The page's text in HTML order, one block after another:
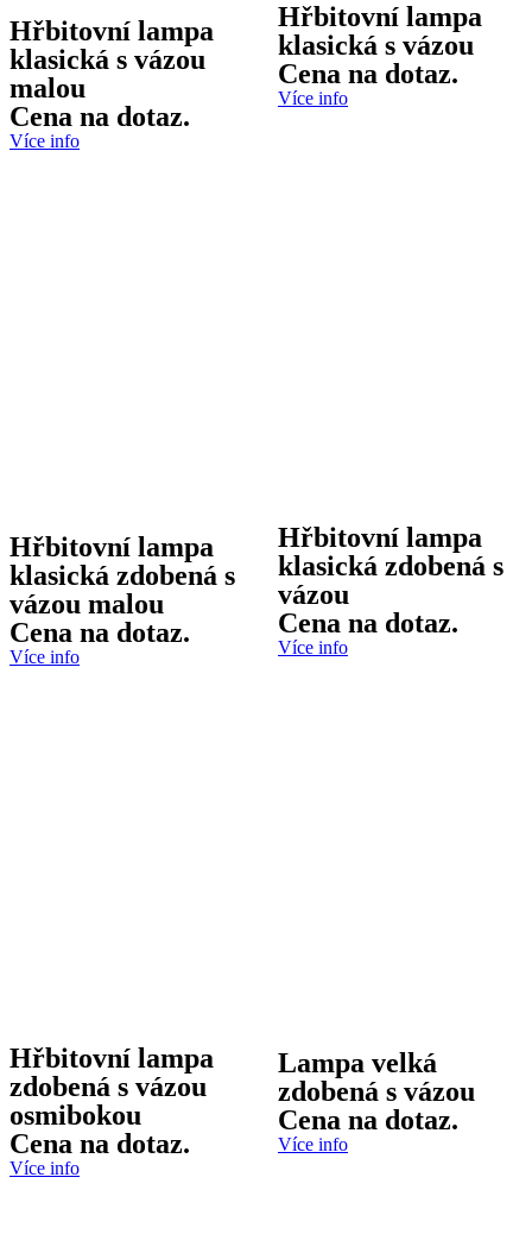
Hřbitovní lampa
klasická s vázou
malou
Cena na dotaz.
Více info
Hřbitovní lampa
klasická s vázou
Cena na dotaz.
Více info
Hřbitovní lampa
klasická zdobená s
vázou malou
Cena na dotaz.
Více info
Hřbitovní lampa
klasická zdobená s
vázou
Cena na dotaz.
Více info
Hřbitovní lampa
zdobená s vázou
osmibokou
Cena na dotaz.
Více info
Lampa velká
zdobená s vázou
Cena na dotaz.
Více info